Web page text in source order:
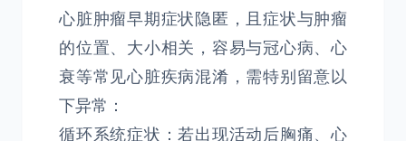
心脏肿瘤早期症状隐匿，且症状与肿瘤
的位置、大小相关，容易与冠心病、心
衰等常见心脏疾病混淆，需特别留意以
下异常：
循环系统症状：若出现活动后胸痛、心